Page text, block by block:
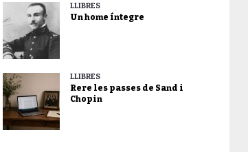
LLIBRES
Un home íntegre
LLIBRES
Rere les passes de Sand i
Chopin